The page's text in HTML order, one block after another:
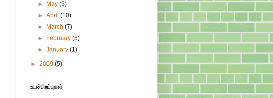
►
May(5)
►April(10)
►
March(7)
►
February(5)
►January(1)
► 2009 (5)
உடன்பிறப்புகள்